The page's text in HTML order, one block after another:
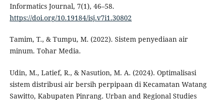
Informatics Journal, 7(1), 46–58.
https://doi.org/10.19184/isj.v7i1.30802
Tamim, T., & Tumpu, M. (2022). Sistem penyediaan air
minum. Tohar Media.
Udin, M., Latief, R., & Nasution, M. A. (2024). Optimalisasi
sistem distribusi air bersih perpipaan di Kecamatan Watang
Sawitto, Kabupaten Pinrang. Urban and Regional Studies